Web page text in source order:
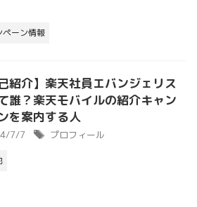
ペーン情報
己紹介】楽天社員エバンジェリス
誰？楽天モバイルの紹介キャン
を案内する人
7/7 プロフィール